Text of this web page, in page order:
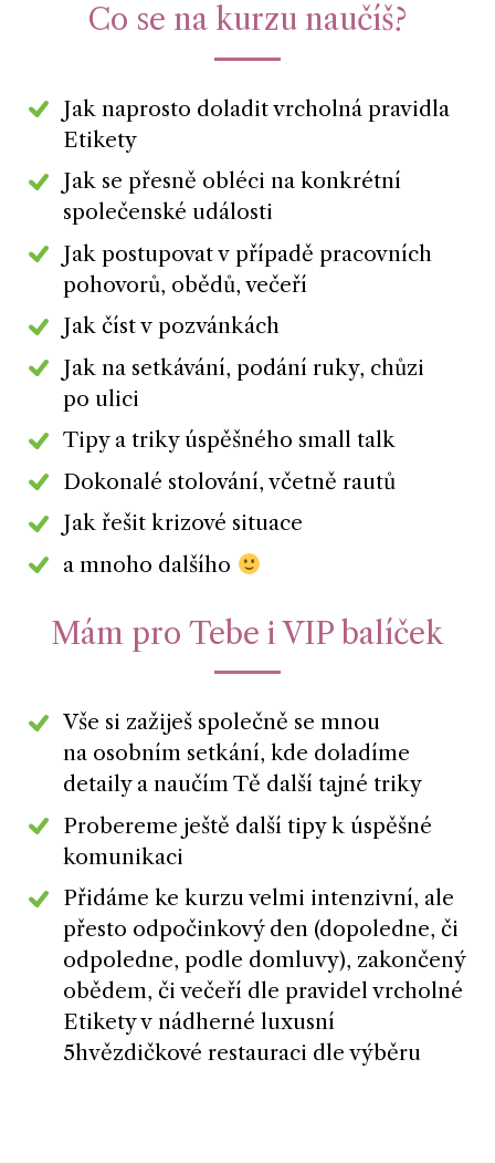
Co se na kurzu naučíš?
Jak naprosto doladit vrcholná pravidla
Etikety
Jak se přesně obléci na konkrétní
společenské události
Jak postupovat v případě pracovních
pohovorů, obědů, večeří
Jak číst v pozvánkách
Jak na setkávání, podání ruky, chůzi
po ulici
Tipy a triky úspěšného small talk
Dokonalé stolování, včetně rautů
Jak řešit krizové situace
a mnoho dalšího
Mám pro Tebe i VIP balíček
Vše si zažiješ společně se mnou
na osobním setkání, kde doladíme
detaily a naučím Tě další tajné triky
Probereme ještě další tipy k úspěšné
komunikaci
Přidáme ke kurzu velmi intenzivní, ale
přesto odpočinkový den (dopoledne, či
odpoledne, podle domluvy), zakončený
obědem, či večeří dle pravidel vrcholné
Etikety v nádherné luxusní
5hvězdičkové restauraci dle výběru